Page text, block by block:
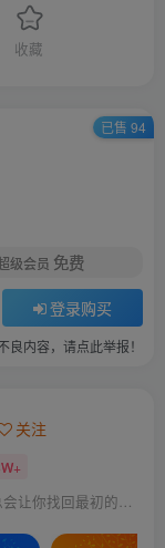
收藏
级会员 免费
登录购买
内容，请点此举报！
已售 94
关注